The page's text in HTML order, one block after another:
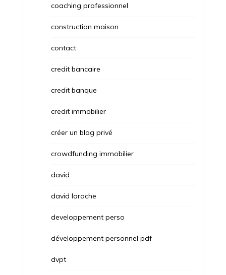
coaching professionnel
construction maison
contact
credit bancaire
credit banque
credit immobilier
créer un blog privé
crowdfunding immobilier
david
david laroche
developpement perso
développement personnel pdf
dvpt